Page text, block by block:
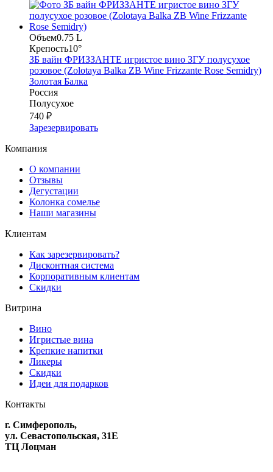
Объем0.75 L
Крепость10°
ЗБ вайн ФРИЗЗАНТЕ игристое вино ЗГУ полусухое
розовое (Zolotaya Balka ZB Wine Frizzante Rose Semidry)
Золотая Балка
Россия
Полусухое
740 ₽
Зарезервировать
Компания
О компании
Отзывы
Дегустации
Колонка сомелье
Наши магазины
Клиентам
Как зарезервировать?
Дисконтная система
Корпоративным клиентам
Скидки
Витрина
Вино
Игристые вина
Крепкие напитки
Ликеры
Скидки
Идеи для подарков
Контакты
г. Симферополь,
ул. Севастопольская, 31Е
ТЦ Лоцман